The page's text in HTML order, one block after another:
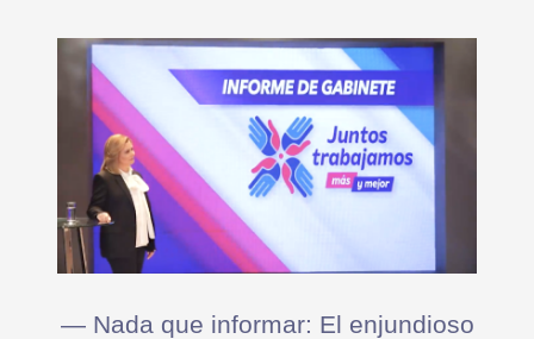
— Nada que informar: El enjundioso